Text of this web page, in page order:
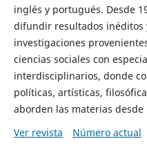
inglés y portugués. Desde
difundir resultados inéditos
investigaciones
ciencias sociales con
interdisciplinarios, donde
políticas, artísticas,
aborden las materias
Ver revista
Número actual